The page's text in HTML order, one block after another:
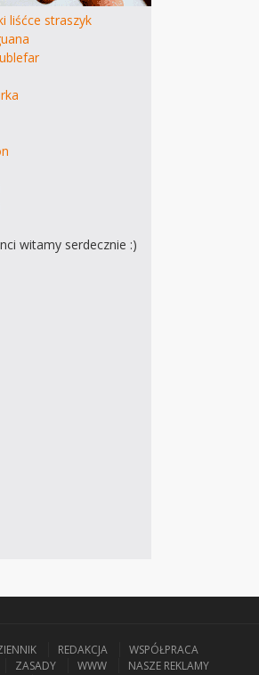
witamy serdecznie :)
REDAKCJA
WSPÓŁPRACA
ZASADY WWW
NASZE REKLAMY